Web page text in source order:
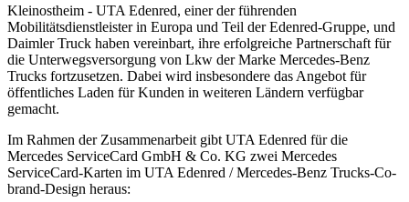
Kleinostheim - UTA Edenred, einer der führenden
Mobilitätsdienstleister in Europa und Teil der Edenred-Gruppe, und
Daimler Truck haben vereinbart, ihre erfolgreiche Partnerschaft für
die Unterwegsversorgung von Lkw der Marke Mercedes-Benz
Trucks fortzusetzen. Dabei wird insbesondere das Angebot für
öffentliches Laden für Kunden in weiteren Ländern verfügbar
gemacht.
Im Rahmen der Zusammenarbeit gibt UTA Edenred für die
Mercedes ServiceCard GmbH & Co. KG zwei Mercedes
ServiceCard-Karten im UTA Edenred / Mercedes-Benz Trucks-Co-
brand-Design heraus: